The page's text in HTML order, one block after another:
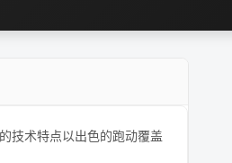
技术特点以出色的跑动覆盖